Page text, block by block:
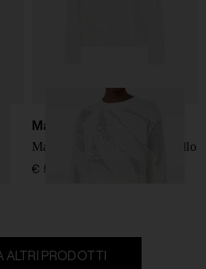
Max Mara
Maglione in cotone a girocollo
€ 530,00
ALTRI PRODOTTI